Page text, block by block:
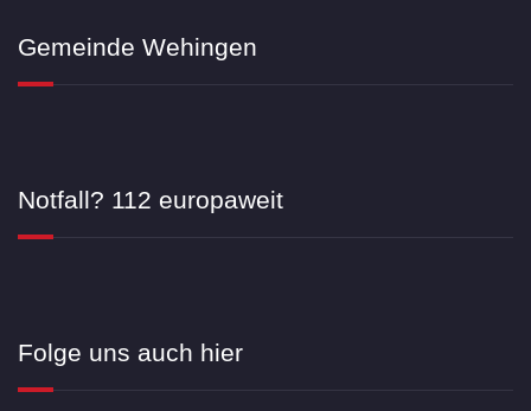
Gemeinde Wehingen
Notfall? 112 europaweit
Folge uns auch hier